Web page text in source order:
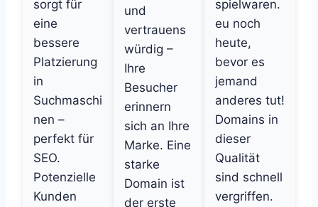
sorgt für
eine
bessere
Platzierung
in
Suchmaschi
nen –
perfekt für
SEO.
Potenzielle
Kunden
und
vertrauens
würdig –
Ihre
Besucher
erinnern
sich an Ihre
Marke. Eine
starke
Domain ist
der erste
spielwaren.
eu noch
heute,
bevor es
jemand
anderes tut!
Domains in
dieser
Qualität
sind schnell
vergriffen.